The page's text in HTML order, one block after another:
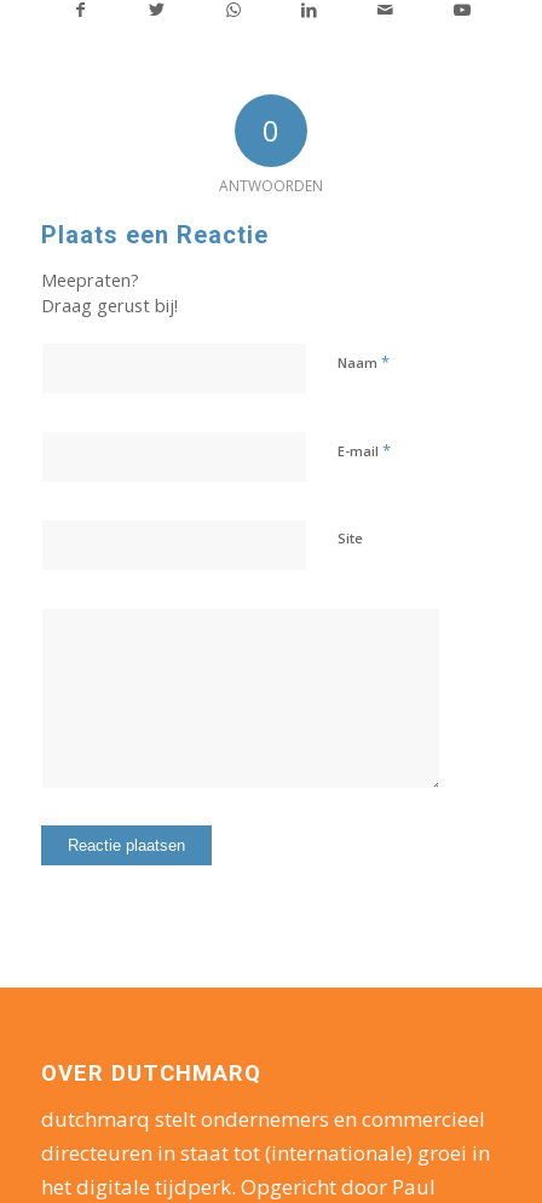
0
ANTWOORDEN
Plaats een Reactie
Meepraten?
Draag gerust bij!
Naam *
E-mail *
Site
OVER DUTCHMARQ
dutchmarq stelt ondernemers en commercieel
directeuren in staat tot (internationale) groei in
het digitale tijdperk. Opgericht door Paul